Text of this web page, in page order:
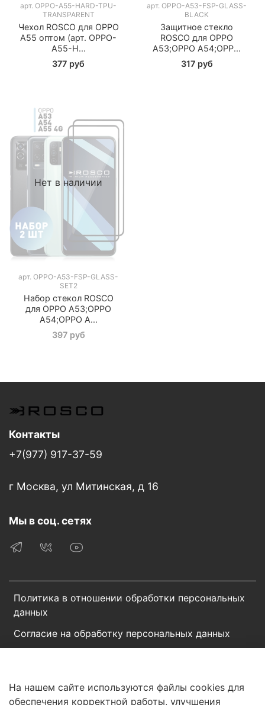
арт. OPPO-A55-HARD-TPU-
TRANSPARENT
Чехол ROSCO для OPPO
A55 оптом (арт. OPPO-
A55-H...
377 руб
арт. OPPO-A53-FSP-GLASS-
BLACK
Защитное стекло
ROSCO для OPPO
A53;OPPO A54;OPP...
317 руб
Нет в наличии
арт. OPPO-A53-FSP-GLASS-
SET2
Набор стекол ROSCO
для OPPO A53;OPPO
A54;OPPO A...
397 руб
Политика в отношении обработки персональных
данных
Согласие на обработку персональных данных
Контакты
+7(977) 917-37-59
г Москва, ул Митинская, д 16
Мы в соц. сетях
На нашем сайте используются файлы cookies для
обеспечения корректной работы, улучшения